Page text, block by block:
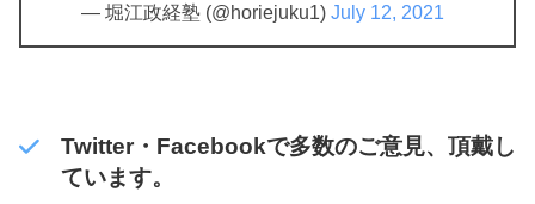
— 堀江政経塾 (@horiejuku1) July 12, 2021
Twitter・Facebookで多数のご意見、頂戴し
ています。